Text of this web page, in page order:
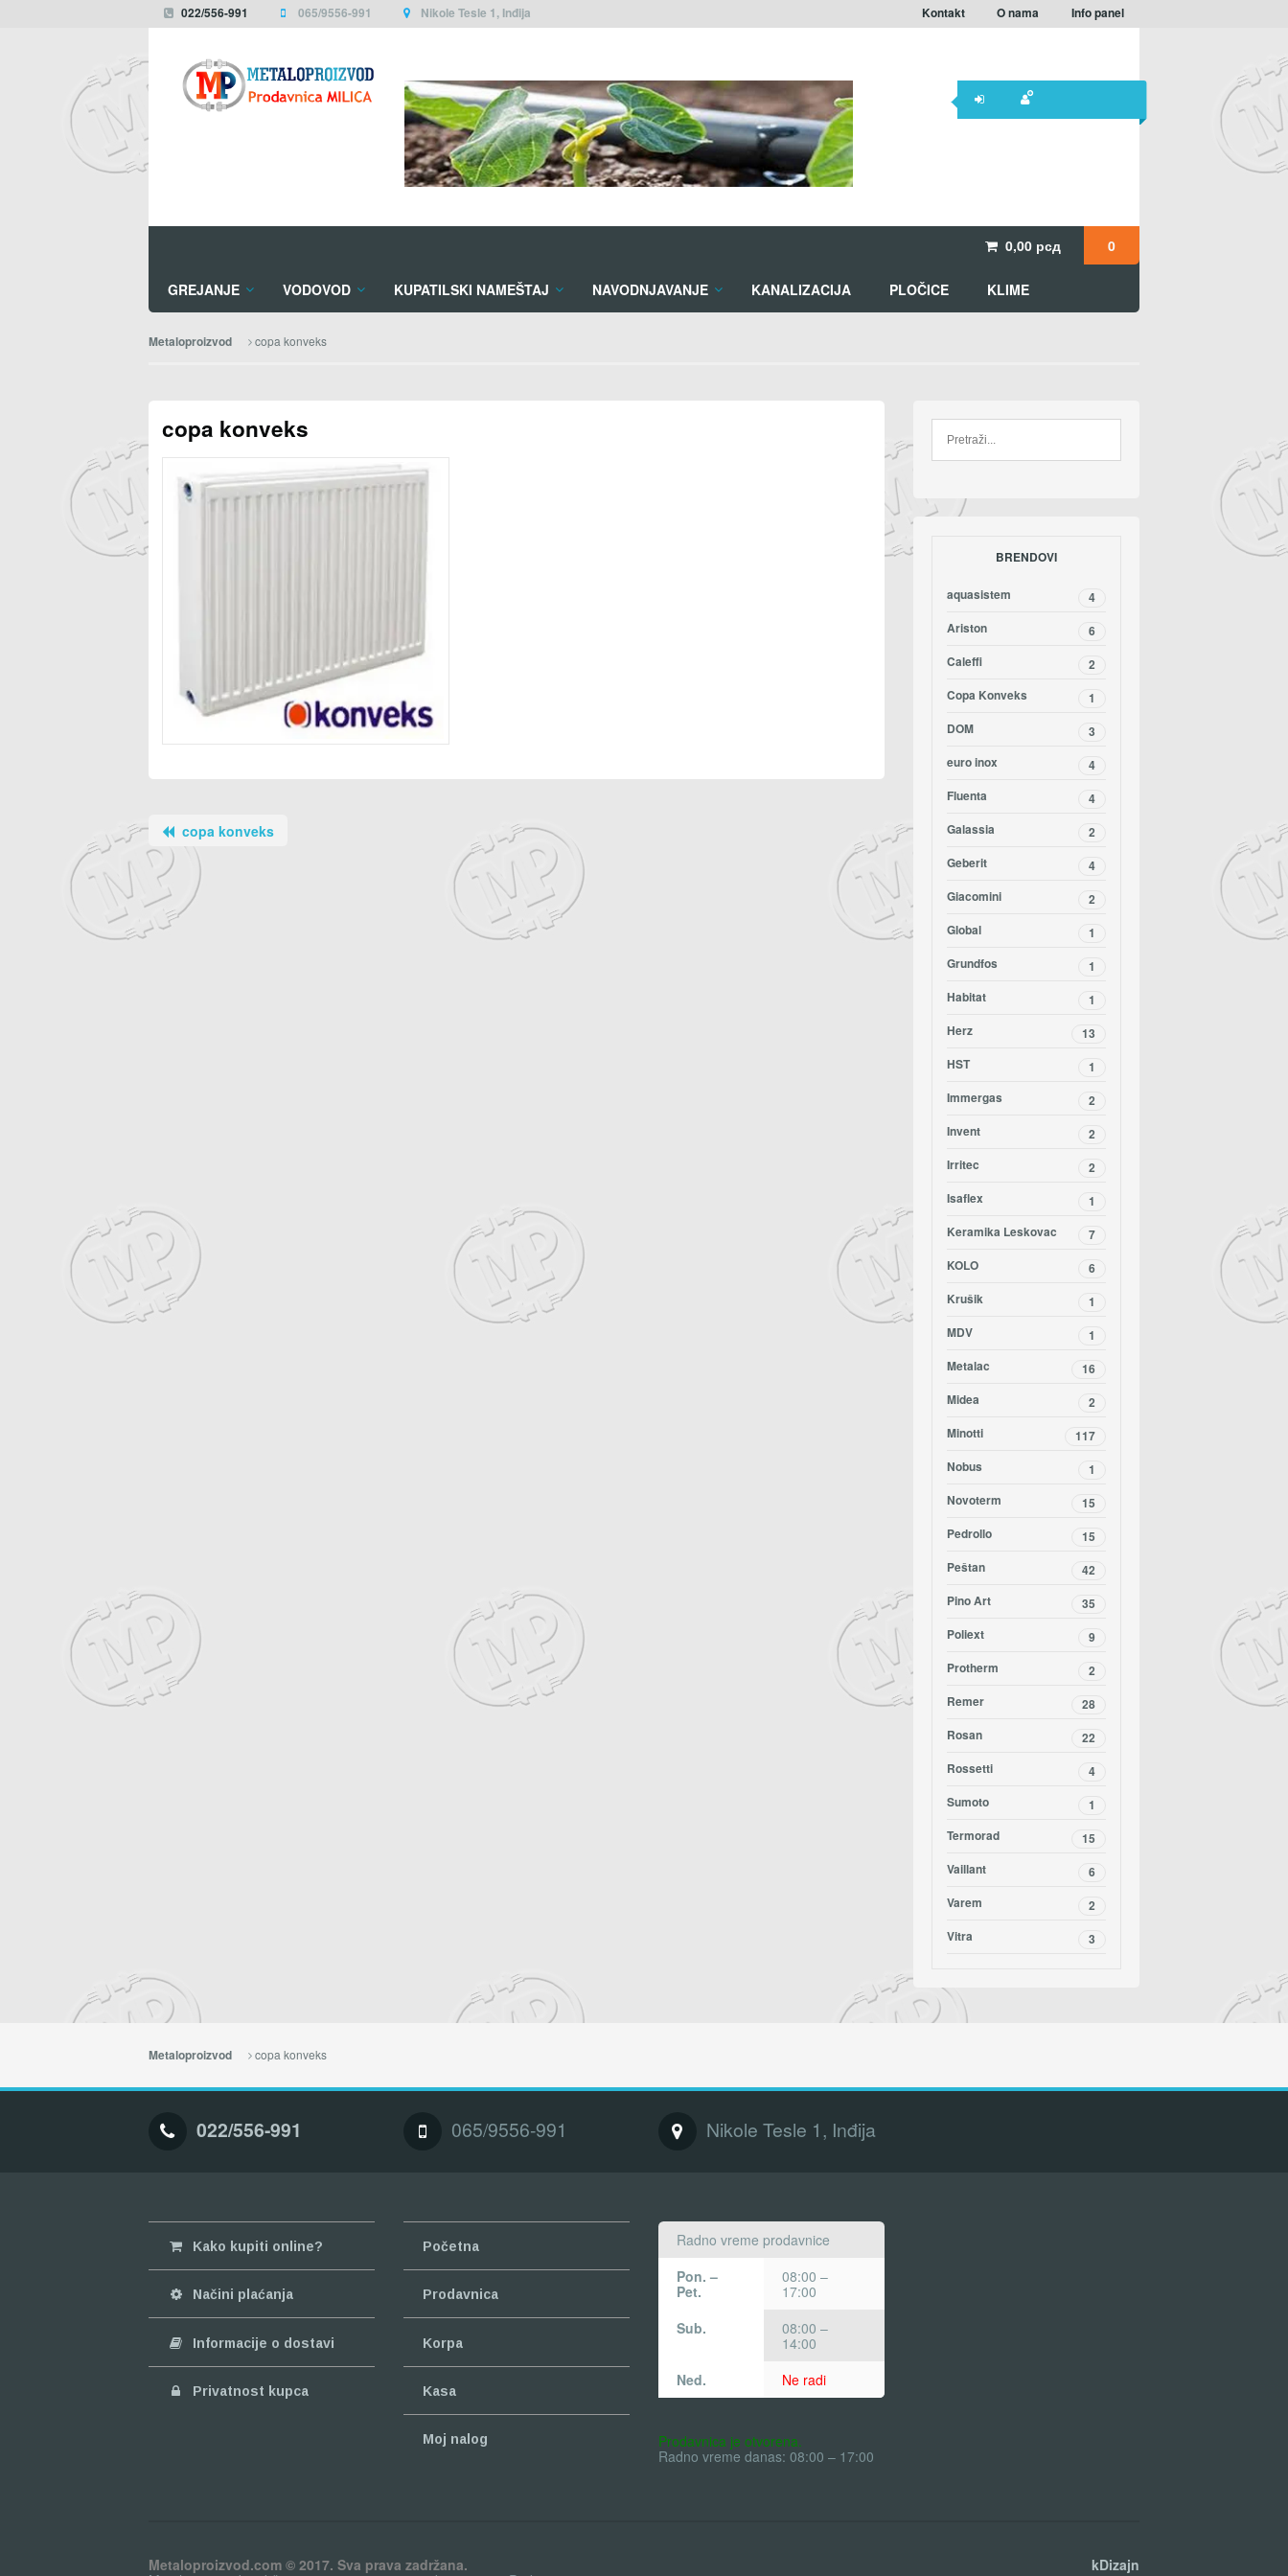
022/556-991 065/9556-991 Nikole Tesle 1, Inđija Kontakt O nama Info panel
0,00 рсд 0
GREJANJE VODOVOD KUPATILSKI NAMEŠTAJ NAVODNJAVANJE KANALIZACIJA PLOČICE KLIME
Metaloproizvod copa konveks
copa konveks
copa konveks
BRENDOVI
aquasistem
4
Ariston
6
Caleffi
2
Copa Konveks
1
DOM
3
euro inox
4
Fluenta
4
Galassia
2
Geberit
4
Giacomini
2
Global
1
Grundfos
1
Habitat
1
Herz
13
HST
1
Immergas
2
Invent
2
Irritec
2
Isaflex
1
Keramika Leskovac
7
KOLO
6
Krušik
1
MDV
1
Metalac
16
Midea
2
Minotti
117
Nobus
1
Novoterm
15
Pedrollo
15
Peštan
42
Pino Art
35
Poliext
9
Protherm
2
Remer
28
Rosan
22
Rossetti
4
Sumoto
1
Termorad
15
Vaillant
6
Varem
2
Vitra
3
Metaloproizvod copa konveks
022/556-991 065/9556-991 Nikole Tesle 1, Inđija
Kako kupiti online?
Načini plaćanja
Informacije o dostavi
Privatnost kupca
Početna
Prodavnica
Korpa
Kasa
Moj nalog
Radno vreme prodavnice
Pon. –
Pet.
08:00 –
17:00
Sub.
08:00 –
14:00
Ned.
Ne radi
Prodavnica je otvorena.
Radno vreme danas: 08:00 – 17:00
Metaloproizvod.com © 2017. Sva prava zadržana.
kDizajn